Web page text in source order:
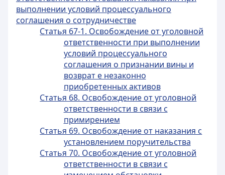
выполнении условий процессуального
соглашения о сотрудничестве
Статья 67-1. Освобождение от уголовной
ответственности при выполнении
условий процессуального
соглашения о признании вины и
возврат е незаконно
приобретенных активов
Статья 68. Освобождение от уголовной
ответственности в связи с
примирением
Статья 69. Освобождение от наказания с
установлением поручительства
Статья 70. Освобождение от уголовной
ответственности в связи с